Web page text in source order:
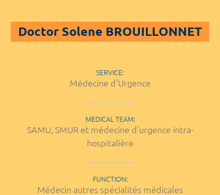
Doctor Solene BROUILLONNET
SERVICE:
Médecine d'Urgence
MEDICAL TEAM:
SAMU, SMUR et médecine d'urgence intra-
hospitalière
FUNCTION:
Médecin autres spécialités médicales